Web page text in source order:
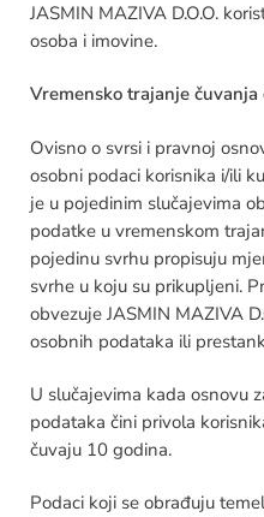
JASMIN MAZIVA D.O.O.
osoba i imovine.
Vremensko trajanje
Ovisno o svrsi i pravnoj
osobni podaci korisnika i/ili
je u pojedinim slučajevima
podatke u vremenskom
pojedinu svrhu propisuju
svrhe u koju su prikupljeni.
obvezuje JASMIN MAZIVA
osobnih podataka ili
U slučajevima kada osnovu
podataka čini privola
čuvaju 10 godina.
Podaci koji se obrađuju